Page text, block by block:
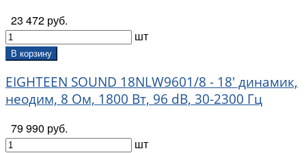
23 472 руб.
шт
В корзину
EIGHTEEN SOUND 18NLW9601/8 - 18' динамик,
неодим, 8 Ом, 1800 Вт, 96 dB, 30-2300 Гц
79 990 руб.
шт